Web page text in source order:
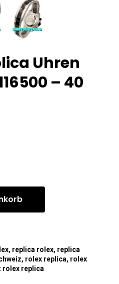
Uhren
– 40
, replica rolex, replica
, rolex replica, rolex
rolex replica